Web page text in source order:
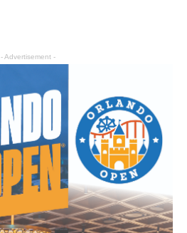
- Advertisement -